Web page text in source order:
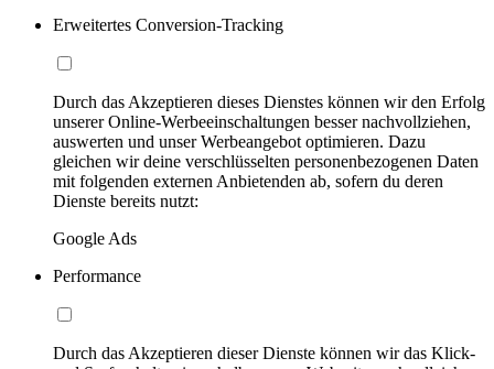
Erweitertes Conversion-Tracking
Durch das Akzeptieren dieses Dienstes können wir den Erfolg
unserer Online-Werbeeinschaltungen besser nachvollziehen,
auswerten und unser Werbeangebot optimieren. Dazu
gleichen wir deine verschlüsselten personenbezogenen Daten
mit folgenden externen Anbietenden ab, sofern du deren
Dienste bereits nutzt:
Google Ads
Performance
Durch das Akzeptieren dieser Dienste können wir das Klick-